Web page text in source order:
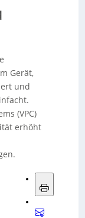
Gerät,
und
(VPC)
erhöht